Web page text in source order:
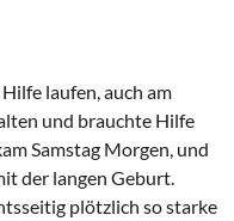
laufen, auch am
und brauchte Hilfe
Samstag Morgen, und
der langen Geburt.
plötzlich so starke